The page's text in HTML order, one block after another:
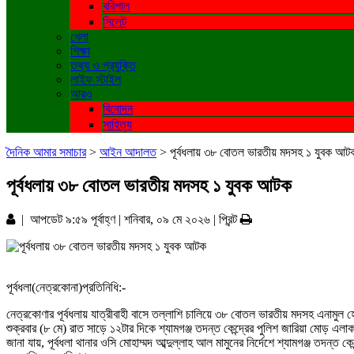
বরিশাল
সিলেট
খেলা
শিক্ষা
তথ্য ও প্রযুক্তি
লাইফ স্টাইল
আরও
বিনোদন
সাহিত্য
দৈনিক আমার সমাচার> আইন আদালত> পূর্বধলায় ৩৮ বোতল ভারতীয় মদসহ ১ যুবক
পূর্বধলায় ৩৮ বোতল ভারতীয় মদসহ ১ যুবক আটক
| আপডেট ৯:৫৯ পূর্বাহ্ণ | শনিবার, ০৯ মে ২০২৬ | প্রিন্ট
পূর্বধলা(নেত্রকোনা)প্রতিনিধি:-
নেত্রকোণার পূর্বধলায় যাত্রীবাহী বাসে তল্লাশি চালিয়ে ৩৮ বোতল ভারতীয় মদসহ
শুক্রবার (৮ মে) রাত সাড়ে ১২টার দিকে শ্যামগঞ্জ তদন্ত কেন্দ্রের পুলিশ জারিয়া মোড়
জানা যায়, পূর্বধলা থানার ওসি মোহাম্মদ আব্দুল্লাহ আল মামুনের নির্দেশে শ্যামগঞ্জ তদন্ত